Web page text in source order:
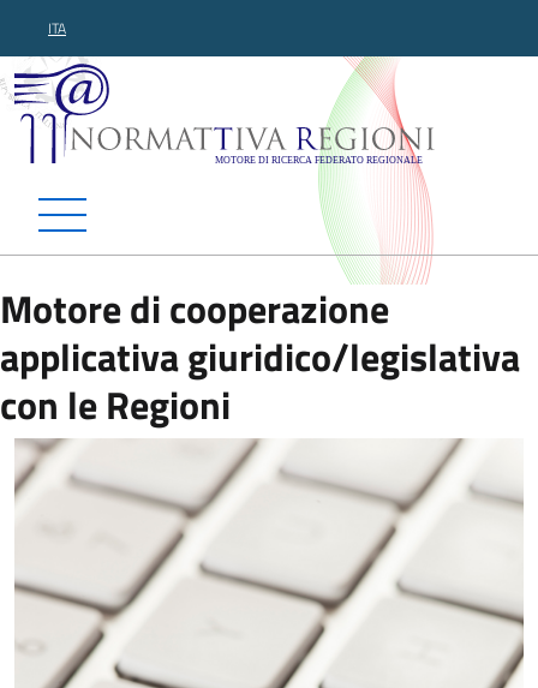
ITA
Normattiva Regioni -
Motore di cooperazione
applicativa giuridico/legislativa
con le Regioni